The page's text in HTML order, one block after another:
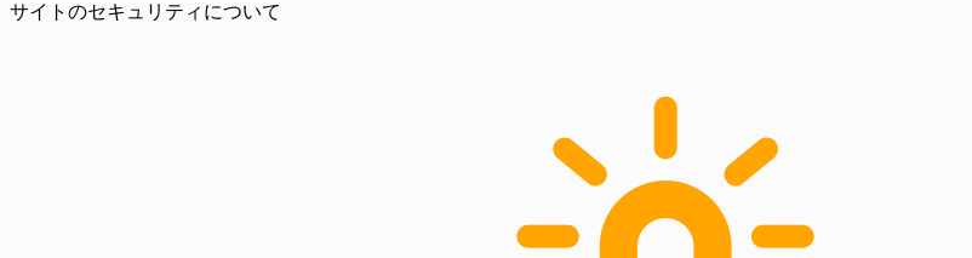
サイトのセキュリティについて